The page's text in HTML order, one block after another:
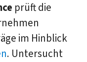
prüft die
im Hinblick
. Untersucht